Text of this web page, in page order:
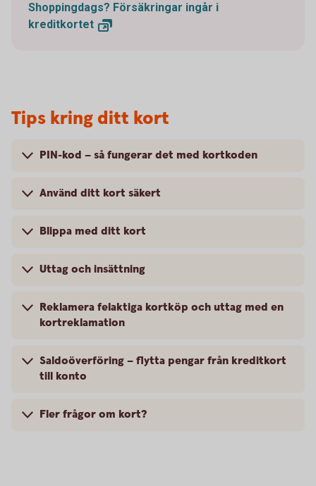
Shoppingdags? Försäkringar ingår i
kreditkortet
Tips kring ditt kort
PIN-kod – så fungerar det med kortkoden
Använd ditt kort säkert
Blippa med ditt kort
Uttag och insättning
Reklamera felaktiga kortköp och uttag med en
kortreklamation
Saldoöverföring – flytta pengar från kreditkort
till konto
Fler frågor om kort?